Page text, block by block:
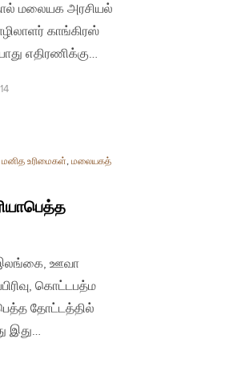
மலையக அரசியல்
காங்கிரஸ்
எதிரணிக்கு…
மனித உரிமைகள், மலையகத்
இலங்கை, ஊவா
கொட்டபத்ம
தோட்டத்தில்
இது…